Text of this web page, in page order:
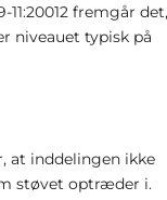
fremgår
niveauet typisk på
at inddelingen ikke
støvet optræder i.